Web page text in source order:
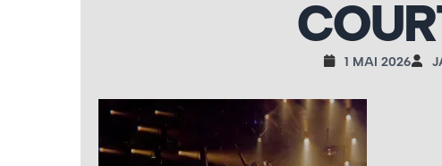
1 MAI 2026